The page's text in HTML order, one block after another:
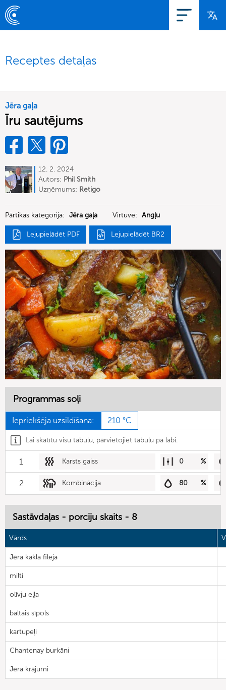
Receptes detaļas
Jēra gaļa
Īru sautējums
12. 2. 2024
Autors: Phil Smith
Uzņēmums: Retigo
Pārtikas kategorija: Jēra gaļa Virtuve: Angļu
Lejupielādēt PDF Lejupielādēt BR2
Programmas soļi
Iepriekšēja uzsildīšana: 210 °C
Lai skatītu visu tabulu, pārvietojiet tabulu pa labi.
1 Karsts gaiss 0 %
2 Kombinācija 80 %
Sastāvdaļas - porciju skaits - 8
Vārds
Jēra kakla fileja
milti
olīvju eļļa
baltais sīpols
kartupeļi
Chantenay burkāni
Jēra krājumi